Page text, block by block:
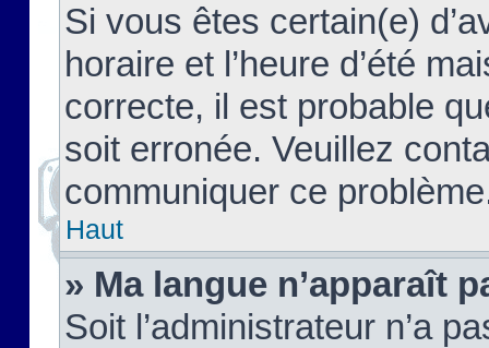
Si vous êtes certain(e)
horaire et l’heure d’été
correcte, il est probable
soit erronée. Veuillez
communiquer ce
Haut
» Ma langue n’apparaît
Soit l’administrateur n’a